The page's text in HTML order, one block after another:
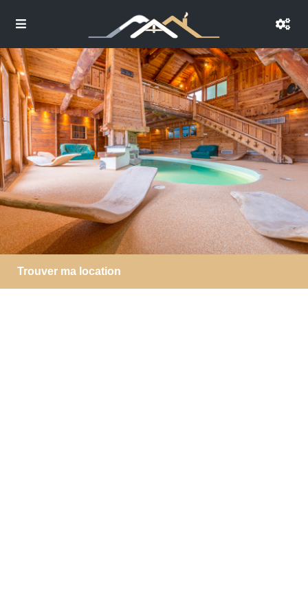
Trouver ma location